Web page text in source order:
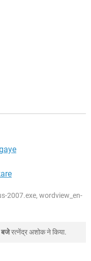
2007.exe, wordview_en-
बजेरत्नेंद्र अशोकने किया.